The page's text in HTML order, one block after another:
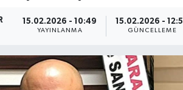
15.02.2026 - 10:49
YAYINLANMA
15.02.2026 -
GÜNCELLEME